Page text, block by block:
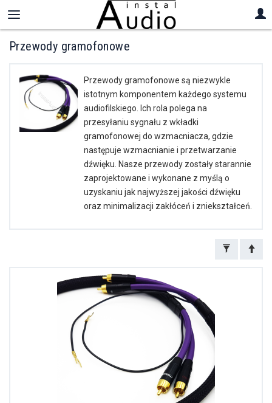
Przewody gramofonowe
Przewody gramofonowe są niezwykle
istotnym komponentem każdego systemu
audiofilskiego. Ich rola polega na
przesyłaniu sygnału z wkładki
gramofonowej do wzmacniacza, gdzie
następuje wzmacnianie i przetwarzanie
dźwięku. Nasze przewody zostały starannie
zaprojektowane i wykonane z myślą o
uzyskaniu jak najwyższej jakości dźwięku
oraz minimalizacji zakłóceń i zniekształceń.